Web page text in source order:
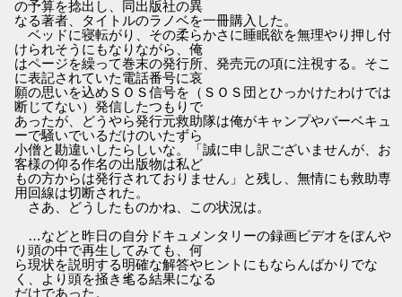
の予算を捻出し、同出版社の異
なる著者、タイトルのラノベを一冊購入した。
ベッドに寝転がり、その柔らかさに睡眠欲を無理やり押し付
けられそうにもなりながら、俺
はページを繰って巻末の発行所、発売元の項に注視する。そこ
に表記されていた電話番号に哀
願の思いを込めＳＯＳ信号を（ＳＯＳ団とひっかけたわけでは
断じてない）発信したつもりで
あったが、どうやら発行元救助隊は俺がキャンプやバーベキュ
ーで騒いでいるだけのいたずら
小僧と勘違いしたらしいな。「誠に申し訳ございませんが、お
客様の仰る作名の出版物は私ど
もの方からは発行されておりません」と残し、無情にも救助専
用回線は切断された。
さあ、どうしたものかね、この状況は。
…などと昨日の自分ドキュメンタリーの録画ビデオをぼんや
り頭の中で再生してみても、何
ら現状を説明する明確な解答やヒントにもならんばかりでな
く、より頭を掻き毟る結果になる
だけであった。